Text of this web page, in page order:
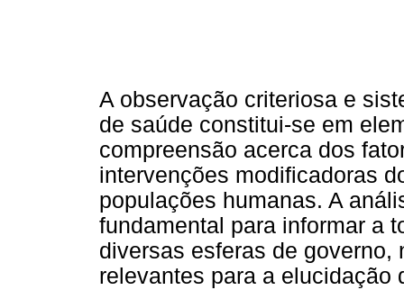
A observação criteriosa e
de saúde constitui-se em
compreensão acerca dos
intervenções modificadoras
populações humanas. A
fundamental para informar a
diversas esferas de
relevantes para a elucidação